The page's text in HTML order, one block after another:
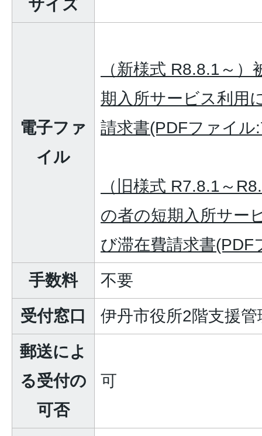
サイズ
電子ファ
イル
（新様式 R8.8.1～
期入所サービス利用
請求書(PDFファイル
（旧様式 R7.8.1～
の者の短期入所サー
び滞在費請求書(PDF
手数料
不要
受付窓口
伊丹市役所2階支援管
郵送によ
る受付の
可否
可